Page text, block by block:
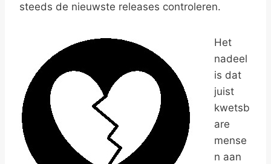
steeds de nieuwste releases controleren.
Het
nadeel
is dat
juist
kwetsb
are
mense
n aan